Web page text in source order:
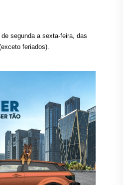
segunda a sexta-feira, das
feriados).